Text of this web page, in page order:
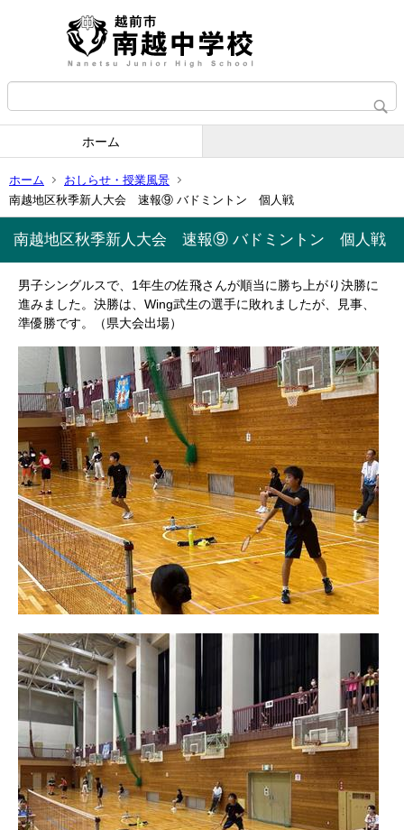
ホーム
ホーム
おしらせ・授業風景
南越地区秋季新人大会 速報⑨ バドミントン 個人戦
南越地区秋季新人大会 速報⑨ バドミントン 個人戦
男子シングルスで、1年生の佐飛さんが順当に勝ち上がり決勝に
進みました。決勝は、Wing武生の選手に敗れましたが、見事、
準優勝です。（県大会出場）